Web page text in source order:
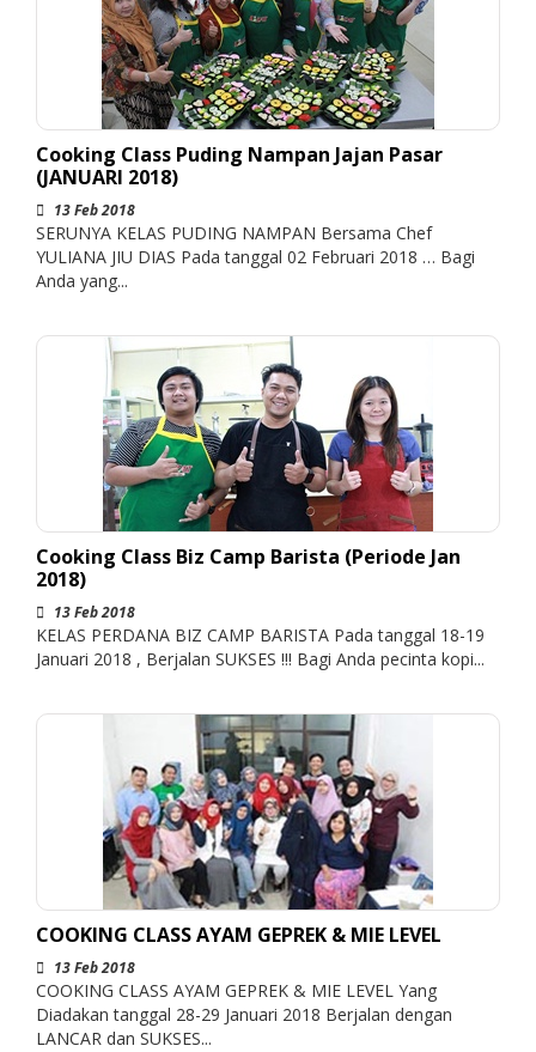
Cooking Class Puding Nampan Jajan Pasar
(JANUARI 2018)
13 Feb 2018
SERUNYA KELAS PUDING NAMPAN Bersama Chef
YULIANA JIU DIAS Pada tanggal 02 Februari 2018 … Bagi
Anda yang...
Cooking Class Biz Camp Barista (Periode Jan
2018)
13 Feb 2018
KELAS PERDANA BIZ CAMP BARISTA Pada tanggal 18-19
Januari 2018 , Berjalan SUKSES !!! Bagi Anda pecinta kopi...
COOKING CLASS AYAM GEPREK & MIE LEVEL
13 Feb 2018
COOKING CLASS AYAM GEPREK & MIE LEVEL Yang
Diadakan tanggal 28-29 Januari 2018 Berjalan dengan
LANCAR dan SUKSES...